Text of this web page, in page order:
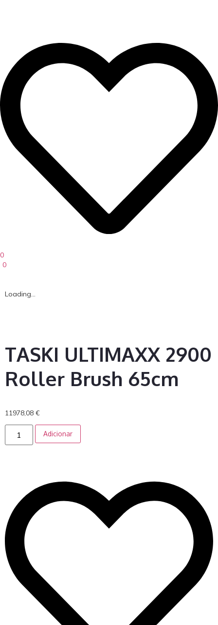
0
0
Loading...
TASKI ULTIMAXX 2900
Roller Brush 65cm
11978,08 €
Adicionar